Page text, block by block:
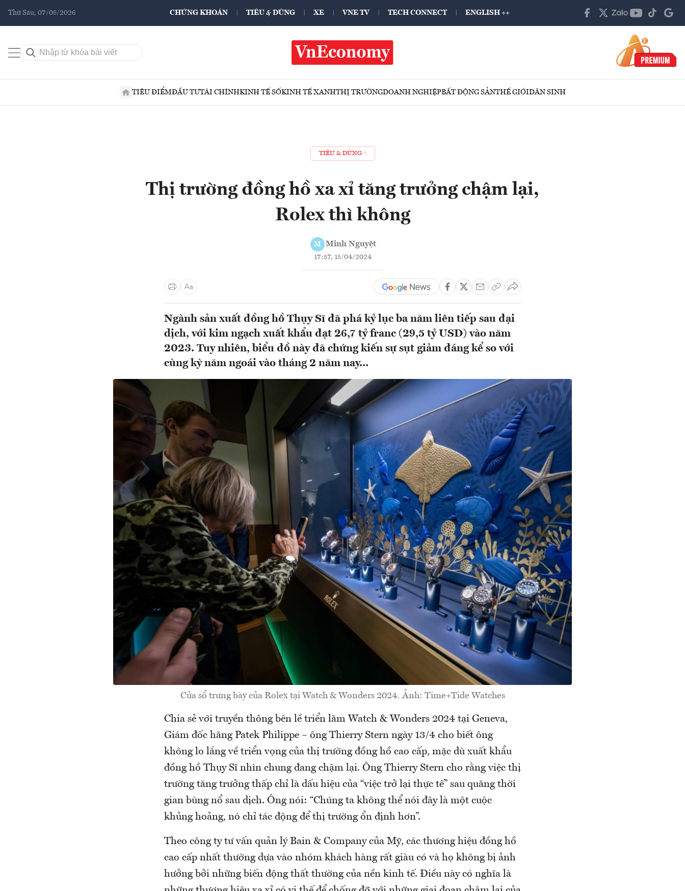
Thứ Sáu, 07/08/2026 CHỨNG KHOÁN TIÊU & DÙNG XE VNE TV TECH CONNECT ENGLISH ++
TIÊU ĐIỂMĐẦU TƯTÀI CHÍNHKINH TẾ SỐKINH TẾ XANHTHỊ TRƯỜNGDOANH NGHIỆPBẤT ĐỘNG SẢNTHẾ GIỚIDÂN SINH
TIÊU & DÙNG
Thị trường đồng hồ xa xỉ tăng trưởng chậm lại,
Rolex thì không
M Minh Nguyệt
17:57, 15/04/2024
Ngành sản xuất đồng hồ Thụy Sĩ đã phá kỷ lục ba năm liên tiếp sau đại
dịch, với kim ngạch xuất khẩu đạt 26,7 tỷ franc (29,5 tỷ USD) vào năm
2023. Tuy nhiên, biểu đồ này đã chứng kiến sự sụt giảm đáng kể so với
cùng kỳ năm ngoái vào tháng 2 năm nay...
Cửa sổ trưng bày của Rolex tại Watch & Wonders 2024. Ảnh: Time+Tide Watches
Chia sẻ với truyền thông bên lề triển lãm Watch & Wonders 2024 tại Geneva,
Giám đốc hãng Patek Philippe – ông Thierry Stern ngày 13/4 cho biết ông
không lo lắng về triển vọng của thị trường đồng hồ cao cấp, mặc dù xuất khẩu
đồng hồ Thụy Sĩ nhìn chung đang chậm lại. Ông Thierry Stern cho rằng việc thị
trường tăng trưởng thấp chỉ là dấu hiệu của “việc trở lại thực tế” sau quãng thời
gian bùng nổ sau dịch. Ông nói: “Chúng ta không thể nói đây là một cuộc
khủng hoảng, nó chỉ tác động để thị trường ổn định hơn”.
Theo công ty tư vấn quản lý Bain & Company của Mỹ, các thương hiệu đồng hồ
cao cấp nhất thường dựa vào nhóm khách hàng rất giàu có và họ không bị ảnh
hưởng bởi những biến động thất thường của nền kinh tế. Điều này có nghĩa là